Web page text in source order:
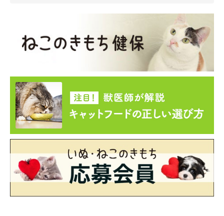
さかもとちゃんの魅力について、「人間味があるというか、犬っ
と話す飼い主さん。ごはんやおやつを食
べる際に「マテ」ができるそうで、飼い主さんの顔とおやつを交
互に見ながら必死に待っている様子がとても愛らしいのだとか。